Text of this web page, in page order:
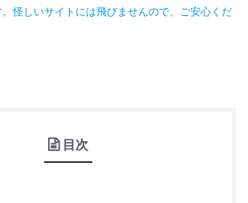
怪しいサイトには飛びませんので、ご安心くだ
目次